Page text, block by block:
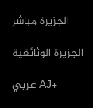
الجزيرة مباشر
الجزيرة الوثائقية
عربي AJ+